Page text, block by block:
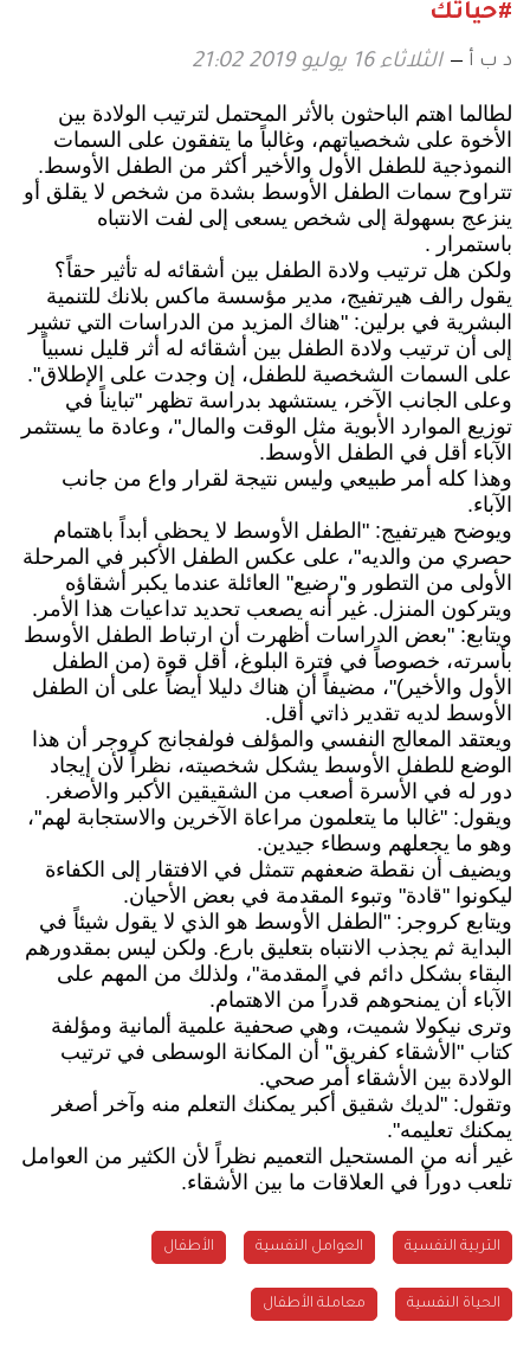
#حياتك
د ب أ الثلاثاء 16 يوليو 2019 21:02
لطالما اهتم الباحثون بالأثر المحتمل لترتيب الولادة بين
الأخوة على شخصياتهم، وغالباً ما يتفقون على السمات
النموذجية للطفل الأول والأخير أكثر من الطفل الأوسط.
تتراوح سمات الطفل الأوسط بشدة من شخص لا يقلق أو
ينزعج بسهولة إلى شخص يسعى إلى لفت الانتباه
باستمرار .
ولكن هل ترتيب ولادة الطفل بين أشقائه له تأثير حقاً؟
يقول رالف هيرتفيج، مدير مؤسسة ماكس بلانك للتنمية
البشرية في برلين: "هناك المزيد من الدراسات التي تشير
إلى أن ترتيب ولادة الطفل بين أشقائه له أثر قليل نسبياً
على السمات الشخصية للطفل، إن وجدت على الإطلاق".
وعلى الجانب الآخر، يستشهد بدراسة تظهر "تبايناً في
توزيع الموارد الأبوية مثل الوقت والمال"، وعادة ما يستثمر
الآباء أقل في الطفل الأوسط.
وهذا كله أمر طبيعي وليس نتيجة لقرار واع من جانب
الآباء.
ويوضح هيرتفيج: "الطفل الأوسط لا يحظى أبداً باهتمام
حصري من والديه"، على عكس الطفل الأكبر في المرحلة
الأولى من التطور و"رضيع" العائلة عندما يكبر أشقاؤه
ويتركون المنزل. غير أنه يصعب تحديد تداعيات هذا الأمر.
ويتابع: "بعض الدراسات أظهرت أن ارتباط الطفل الأوسط
بأسرته، خصوصاً في فترة البلوغ، أقل قوة (من الطفل
الأول والأخير)"، مضيفاً أن هناك دليلا أيضاً على أن الطفل
الأوسط لديه تقدير ذاتي أقل.
ويعتقد المعالج النفسي والمؤلف فولفجانج كروجر أن هذا
الوضع للطفل الأوسط يشكل شخصيته، نظراً لأن إيجاد
دور له في الأسرة أصعب من الشقيقين الأكبر والأصغر.
ويقول: "غالبا ما يتعلمون مراعاة الآخرين والاستجابة لهم"،
وهو ما يجعلهم وسطاء جيدين.
ويضيف أن نقطة ضعفهم تتمثل في الافتقار إلى الكفاءة
ليكونوا "قادة" وتبوء المقدمة في بعض الأحيان.
ويتابع كروجر: "الطفل الأوسط هو الذي لا يقول شيئاً في
البداية ثم يجذب الانتباه بتعليق بارع. ولكن ليس بمقدورهم
البقاء بشكل دائم في المقدمة"، ولذلك من المهم على
الآباء أن يمنحوهم قدراً من الاهتمام.
وترى نيكولا شميت، وهي صحفية علمية ألمانية ومؤلفة
كتاب "الأشقاء كفريق" أن المكانة الوسطى في ترتيب
الولادة بين الأشقاء أمر صحي.
وتقول: "لديك شقيق أكبر يمكنك التعلم منه وآخر أصغر
يمكنك تعليمه".
غير أنه من المستحيل التعميم نظراً لأن الكثير من العوامل
تلعب دوراً في العلاقات ما بين الأشقاء.
التربية النفسية العوامل النفسية الأطفال
الحياة النفسية معاملة الأطفال